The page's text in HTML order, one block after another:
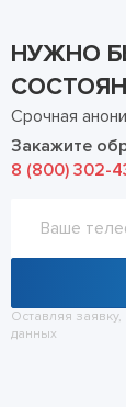
НУЖНО
Срочная
Закажите
8 (800) 302-
Оставляя
данных